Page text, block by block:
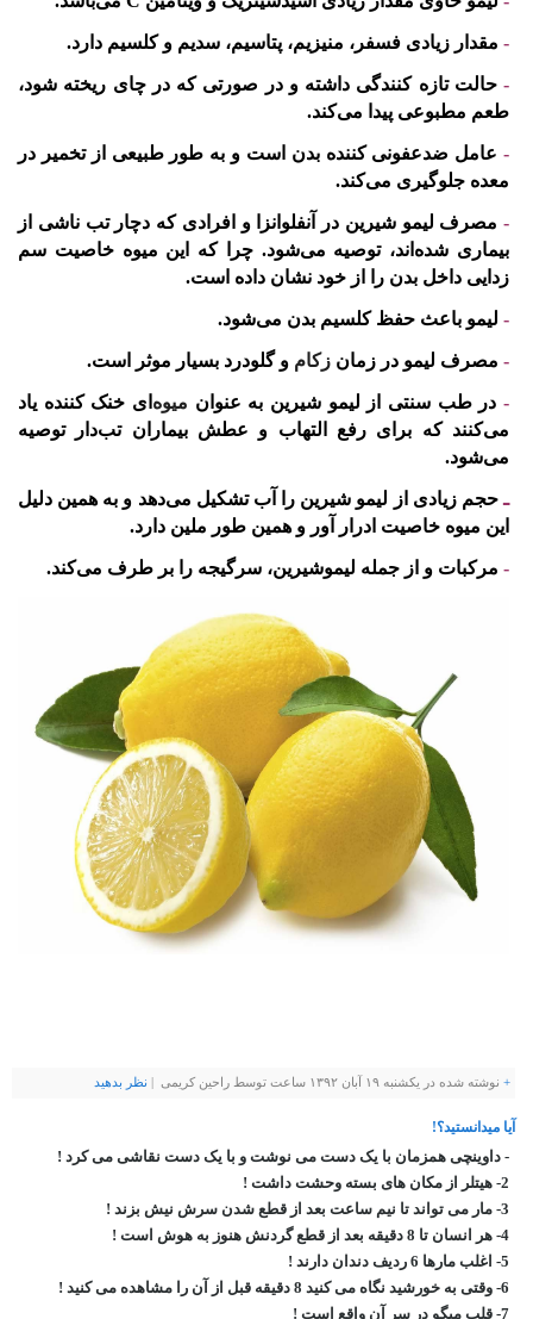
- مقدار زیادی فسفر، منیزیم، پتاسیم، سدیم و کلسیم دارد.
-حالت تازه کنندگی داشته و در صورتی که در چای ریخته شود،
طعم مطبوعی پیدا می‌کند.
- عامل ضدعفونی کننده بدن است و به طور طبیعی از تخمیر در
معده جلوگیری می‌کند.
- مصرف لیمو شیرین در آنفلوانزا و افرادی که دچار تب ناشی از
بیماری شده‌اند، توصیه می‌شود. چرا که این میوه خاصیت سم
زدایی داخل بدن را از خود نشان داده‌ است.
- لیمو باعث حفظ کلسیم بدن می‌شود.
- مصرف لیمو در زمان زکام و گلودرد بسیار موثر است.
- در طب سنتی از لیمو شیرین به عنوان میوه ‌ای خنک کننده یاد
می‌کنند که برای رفع التهاب و عطش بیماران تب‌دار توصیه
می‌شود.
ـحجم زیادی از لیمو شیرین را آب تشکیل می‌دهد و به همین دلیل
این میوه خاصیت ادرار آور و همین طور ملین دارد.
- مرکبات و از جمله لیموشیرین، سرگیجه را بر طرف می‌کند.
+ نوشته شده در یکشنبه ۱۹ آبان ۱۳۹۲ ساعت توسط راحین کریمی | نظر بدهيد
آیا میدانستید؟!
- داوینچی همزمان با یک دست می نوشت و با یک دست نقاشی می کرد !
2- هیتلر از مکان های بسته وحشت داشت !
3- مار می تواند تا نیم ساعت بعد از قطع شدن سرش نیش بزند !
4- هر انسان تا 8 دقیقه بعد از قطع گردنش هنوز به هوش است !
5- اغلب مارها 6 ردیف دندان دارند !
6- وقتی به خورشید نگاه می کنید 8 دقیقه قبل از آن را مشاهده می کنید !
7- قلب میگو در سر آن واقع است !